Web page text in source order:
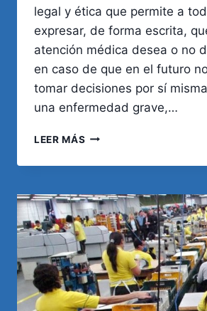
legal y ética que permite a
expresar, de forma escrita,
atención médica desea o no
en caso de que en el futuro
tomar decisiones por sí
una enfermedad grave,…
LEER MÁS DIRECTIVAS
ANTICIPADAS:
EL
DERECHO
A
DECIDIR
EN
VIDA